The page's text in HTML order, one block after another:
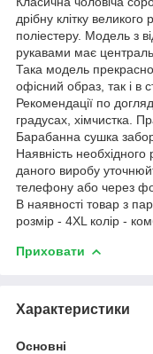
дрібну клітку
поліестеру. Модель з
рукавами має
Така модель
офісний образ, так і в
Рекомендації по
градусах, хімчистка.
Барабанна сушка
Наявність необхідного
даного виробу
телефону або через
В наявності товар з
розмір - 4XL колір -
Приховати
Характеристики
Основні